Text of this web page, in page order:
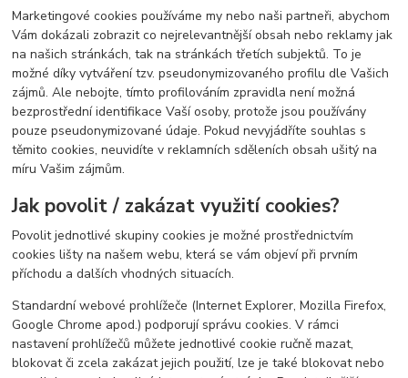
Marketingové cookies používáme my nebo naši partneři, abychom
Vám dokázali zobrazit co nejrelevantnější obsah nebo reklamy jak
na našich stránkách, tak na stránkách třetích subjektů. To je
možné díky vytváření tzv. pseudonymizovaného profilu dle Vašich
zájmů. Ale nebojte, tímto profilováním zpravidla není možná
bezprostřední identifikace Vaší osoby, protože jsou používány
pouze pseudonymizované údaje. Pokud nevyjádříte souhlas s
těmito cookies, neuvidíte v reklamních sděleních obsah ušitý na
míru Vašim zájmům.
Jak povolit / zakázat využití cookies?
Povolit jednotlivé skupiny cookies je možné prostřednictvím
cookies lišty na našem webu, která se vám objeví při prvním
příchodu a dalších vhodných situacích.
Standardní webové prohlížeče (Internet Explorer, Mozilla Firefox,
Google Chrome apod.) podporují správu cookies. V rámci
nastavení prohlížečů můžete jednotlivé cookie ručně mazat,
blokovat či zcela zakázat jejich použití, lze je také blokovat nebo